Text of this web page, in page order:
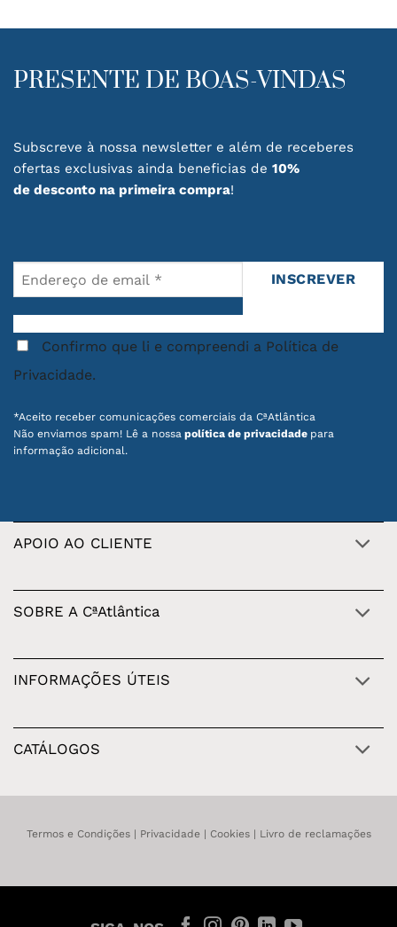
PRESENTE DE BOAS-VINDAS
Subscreve à nossa newsletter e além de receberes
ofertas exclusivas ainda beneficias de 10%
de desconto na primeira compra!
Privacidade.
*Aceito receber comunicações comerciais da CªAtlântica
Não enviamos spam! Lê a nossa política de privacidade para
informação adicional.
APOIO AO CLIENTE
SOBRE A CªAtlântica
INFORMAÇÕES ÚTEIS
CATÁLOGOS
Termos e Condições| Privacidade | Cookies| Livro de reclamações